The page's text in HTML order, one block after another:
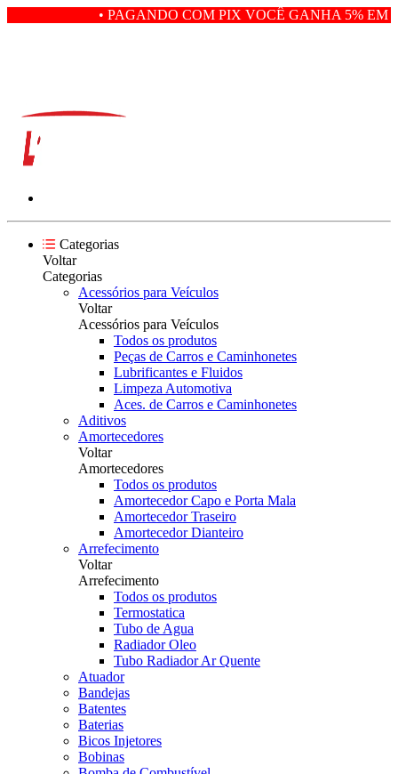
• PAGANDO COM PIX VOCÊ GANHA 5% EM
Categorias
Voltar
Categorias
Acessórios para Veículos
Voltar
Acessórios para Veículos
Todos os produtos
Peças de Carros e Caminhonetes
Lubrificantes e Fluidos
Limpeza Automotiva
Aces. de Carros e Caminhonetes
Aditivos
Amortecedores
Voltar
Amortecedores
Todos os produtos
Amortecedor Capo e Porta Mala
Amortecedor Traseiro
Amortecedor Dianteiro
Arrefecimento
Voltar
Arrefecimento
Todos os produtos
Termostatica
Tubo de Agua
Radiador Oleo
Tubo Radiador Ar Quente
Atuador
Bandejas
Batentes
Baterias
Bicos Injetores
Bobinas